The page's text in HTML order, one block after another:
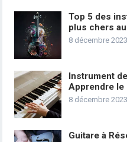
Top 5 des
plus chers
8 décembre 2023
Instrument
Apprendre le
8 décembre 2023
Guitare à